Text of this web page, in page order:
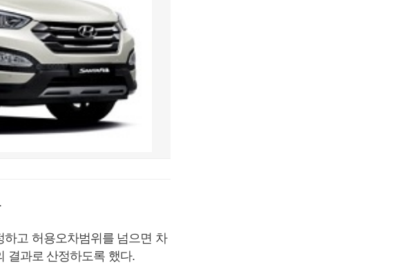
고 허용오차범위를 넘으면 차
결과로 산정하도록 했다.